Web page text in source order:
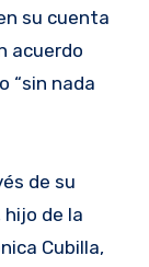
su cuenta
acuerdo
“sin nada
de su
de la
Cubilla,